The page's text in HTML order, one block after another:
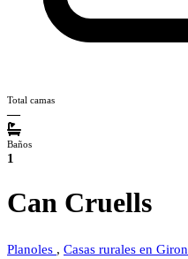
Total camas
—
Baños
1
Can Cruells
Planoles , Casas rurales en